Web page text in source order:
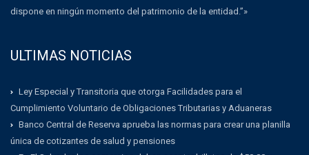
dispone en ningún momento del patrimonio de la entidad.”»
ULTIMAS NOTICIAS
Ley Especial y Transitoria que otorga Facilidades para el
Cumplimiento Voluntario de Obligaciones Tributarias y Aduaneras
Banco Central de Reserva aprueba las normas para crear una planilla
única de cotizantes de salud y pensiones